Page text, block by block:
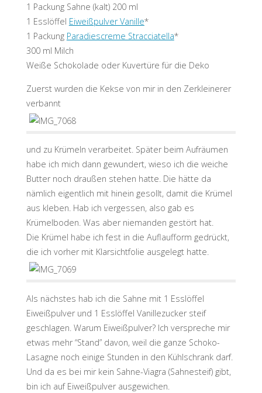
1 Packung Sahne (kalt) 200 ml
1 Esslöffel Eiweißpulver Vanille*
1 Packung Paradiescreme Stracciatella*
300 ml Milch
Weiße Schokolade oder Kuvertüre für die Deko
Zuerst wurden die Kekse von mir in den Zerkleinerer
verbannt
und zu Krümeln verarbeitet. Später beim Aufräumen
habe ich mich dann gewundert, wieso ich die weiche
Butter noch draußen stehen hatte. Die hätte da
nämlich eigentlich mit hinein gesollt, damit die Krümel
aus kleben. Hab ich vergessen, also gab es
Krümelboden. Was aber niemanden gestört hat.
Die Krümel habe ich fest in die Auflaufform gedrückt,
die ich vorher mit Klarsichtfolie ausgelegt hatte.
Als nächstes hab ich die Sahne mit 1 Esslöffel
Eiweißpulver und 1 Esslöffel Vanillezucker steif
geschlagen. Warum Eiweißpulver? Ich verspreche mir
etwas mehr “Stand” davon, weil die ganze Schoko-
Lasagne noch einige Stunden in den Kühlschrank darf.
Und da es bei mir kein Sahne-Viagra (Sahnesteif) gibt,
bin ich auf Eiweißpulver ausgewichen.